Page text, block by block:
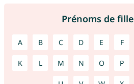
Prénoms de
A B C D E F
K L M N O P